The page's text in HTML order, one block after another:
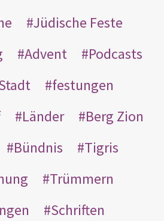
Jüdische Feste
Advent
Podcasts
festungen
Länder
Berg Zion
Bündnis
Tigris
Trümmern
Schriften